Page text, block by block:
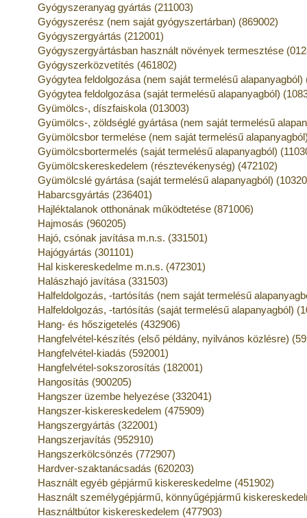
Gyógyszeranyag gyártás (211003)
Gyógyszerész (nem saját gyógyszertárban) (869002)
Gyógyszergyártás (212001)
Gyógyszergyártásban használt növények termesztése
Gyógyszerközvetítés (461802)
Gyógytea feldolgozása (nem saját termelésű alapanyagból)
Gyógytea feldolgozása (saját termelésű alapanyagból)
Gyümölcs-, díszfaiskola (013003)
Gyümölcs-, zöldséglé gyártása (nem saját termelésű
Gyümölcsbor termelése (nem saját termelésű
Gyümölcsbortermelés (saját termelésű alapanyagból)
Gyümölcskereskedelem (résztevékenység) (472102)
Gyümölcslé gyártása (saját termelésű alapanyagból)
Habarcsgyártás (236401)
Hajléktalanok otthonának működtetése (871006)
Hajmosás (960205)
Hajó, csónak javítása m.n.s. (331501)
Hajógyártás (301101)
Hal kiskereskedelme m.n.s. (472301)
Halászhajó javítása (331503)
Halfeldolgozás, -tartósítás (nem saját termelésű
Halfeldolgozás, -tartósítás (saját termelésű alapanyagból)
Hang- és hőszigetelés (432906)
Hangfelvétel-készítés (első példány, nyilvános közlésre)
Hangfelvétel-kiadás (592001)
Hangfelvétel-sokszorosítás (182001)
Hangosítás (900205)
Hangszer üzembe helyezése (332041)
Hangszer-kiskereskedelem (475909)
Hangszergyártás (322001)
Hangszerjavítás (952910)
Hangszerkölcsönzés (772907)
Hardver-szaktanácsadás (620203)
Használt egyéb gépjármű kiskereskedelme (451902)
Használt személygépjármű, könnyűgépjármű
Használtbútor kiskereskedelem (477903)